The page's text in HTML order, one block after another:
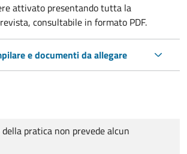
attivato presentando tutta la
consultabile in formato PDF.
e documenti da allegare
pratica non prevede alcun